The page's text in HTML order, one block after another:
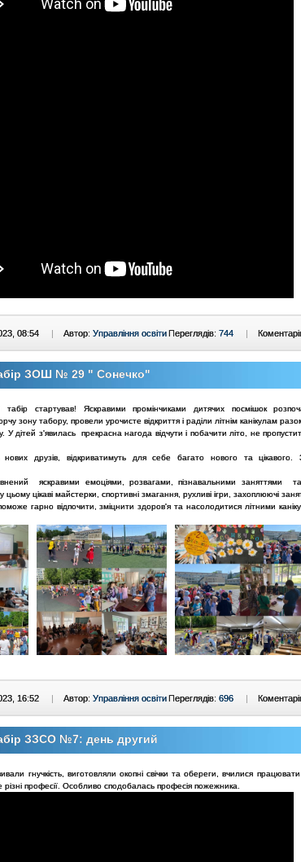
08:54 | Автор: Управління освітиПереглядів: 744 |
ЗОШ № 29 " Сонечко"
табір стартував! Яскравими промінчиками дитячих посмішок
зону табору, провели урочисте відкриття і раділи літнім канікулам
У дітей з'явилась прекрасна нагода відчути і побачити літо, не
друзів, відкриватимуть для себе багато нового та цікавого.
яскравими емоціями, розвагами, пізнавальними заняттями
цьому цікаві майстерки, спортивні змагання, рухливі ігри, захоплюючі
гарно відпочити, зміцнити здоров'я та насолодитися літними
16:52 | Автор: Управління освітиПереглядів: 696 |
ЗЗСО №7: день другий
гнучкість, виготовляли окопні свічки та обереги, вчилися
професії. Особливо сподобалась професія пожежника.